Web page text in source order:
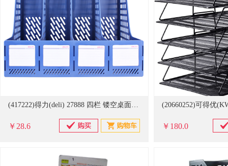
(417222)得力(deli) 27888 四栏 镂空桌面文件框(单位：个)
￥28.6 ￥180.0